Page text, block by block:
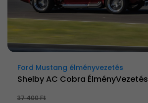
Ford Mustang élményvezetés
Shelby AC Cobra ÉlményVezetés
37 400 Ft